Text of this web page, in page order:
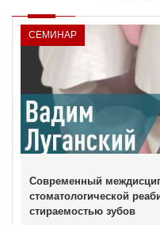
СЕМИНАР
Современный
стоматологической
стираемостью зубов